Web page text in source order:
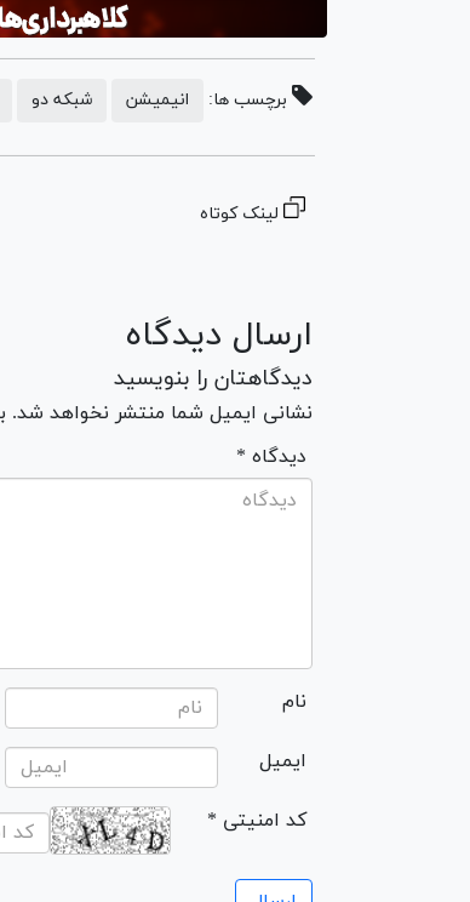
برچسب ها: انیمیشن شبکه دو
لینک کوتاه
ارسال دیدگاه
دیدگاهتان را بنویسید
نشانی ایمیل شما منتشر نخواهد شد.
* دیدگاه
نام
ایمیل
* کد امنیتی